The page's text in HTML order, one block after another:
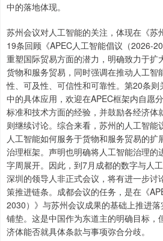
中的落地体现。
苏州会议对人工智能的关注，体现在《苏
19条回顾《APEC人工智能倡议（2026-
重塑国际贸易方面的潜力，明确致力于扩
货物和服务贸易，同时强调在推动人工智
性、可及性、可信性和可靠性。第20条
中的具体应用，欢迎在APEC框架内自愿
标准和技术方面的经验，并鼓励各经济体
则继续讨论。综合来看，苏州的人工智能
人工智能如何服务于货物和服务贸易的扩
治理框架。声明也明确将人工智能治理的
字周展开。因此，到7月成都的数字与人
深圳的领导人非正式会议，将有进一步讨
策推进链条。成都会议的任务，是在《
2030）》与苏州会议成果的基础上推进
铺垫。这是中国作为东道主的明确目标，
济体能否就具体条款与事项弥合分歧。